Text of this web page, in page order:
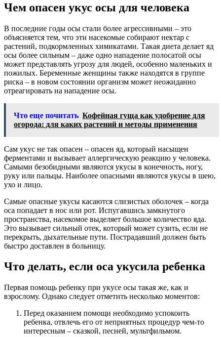
Чем опасен укус осы для человека
В последние годы осы стали более агрессивными – это
объясняется тем, что эти насекомые собирают нектар с
растений, подкормленных химикатами. Такая диета делает яд
осы более сильным – даже одно нападение полосатой осы
может представлять угрозу для людей, особенно маленьких и
пожилых. Беременные женщины также находятся в группе
риска – в новом состоянии организм может неожиданно
отреагировать на нападение осы.
Что еще почитать Кофейная гуща как удобрение для
огорода: для каких растений и методы применения
Сам укус не так опасен – опасен яд, который насыщен
ферментами и вызывает аллергическую реакцию у человека.
Самыми безобидными являются укусы в конечность, ногу,
руку или пальцы. Наиболее опасными являются укусы в шею,
ухо и лицо.
Самые опасные укусы касаются слизистых оболочек – когда
оса попадает в нос или рот. Испугавшись замкнутого
пространства, насекомое выделяет большое количество яда.
Это вызывает сильный отек, который может сузить, если не
перекрыть, дыхательные пути. Пострадавший должен быть
быстро доставлен в больницу.
Что делать, если оса укусила ребенка
Первая помощь ребенку при укусе осы такая же, как и
взрослому. Однако следует отметить несколько моментов:
Перед оказанием помощи необходимо успокоить
ребенка, отвлечь его от неприятных процедур чем-то
интересным – сказкой, песней, мультфильмом.